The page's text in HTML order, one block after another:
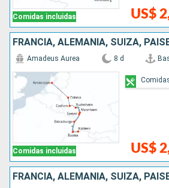
Comidas incluidas US$
Comidas incluidas
Amadeus Aurea 8 d
US$